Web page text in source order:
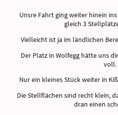
Unsre Fahrt ging weiter hinein
gleich 3
Vielleicht ist ja im ländlichen
Der Platz in Wolfegg hätte uns
voll.
Nur ein kleines Stück weiter in
Die Stellflächen sind recht klein,
dran einen